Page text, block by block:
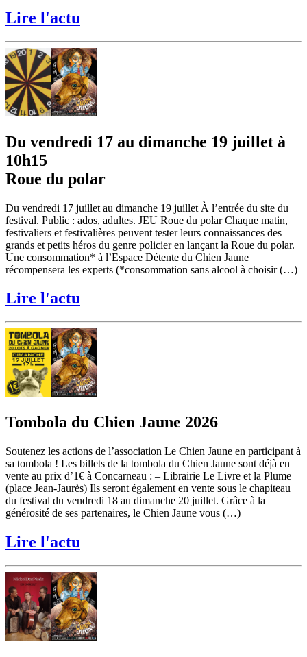
Lire l'actu
Du vendredi 17 au dimanche 19 juillet à
10h15
Roue du polar
Du vendredi 17 juillet au dimanche 19 juillet À l’entrée du site du
festival. Public : ados, adultes. JEU Roue du polar Chaque matin,
festivaliers et festivalières peuvent tester leurs connaissances des
grands et petits héros du genre policier en lançant la Roue du polar.
Une consommation* à l’Espace Détente du Chien Jaune
récompensera les experts (*consommation sans alcool à choisir (…)
Lire l'actu
Tombola du Chien Jaune 2026
Soutenez les actions de l’association Le Chien Jaune en participant à
sa tombola ! Les billets de la tombola du Chien Jaune sont déjà en
vente au prix d’1€ à Concarneau : – Librairie Le Livre et la Plume
(place Jean-Jaurès) Ils seront également en vente sous le chapiteau
du festival du vendredi 18 au dimanche 20 juillet. Grâce à la
générosité de ses partenaires, le Chien Jaune vous (…)
Lire l'actu